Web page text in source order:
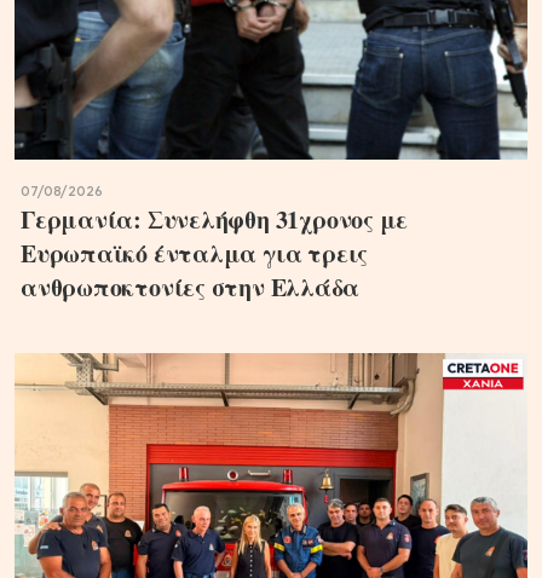
07/08/2026
Γερμανία: Συνελήφθη 31χρονος με
Ευρωπαϊκό ένταλμα για τρεις
ανθρωποκτονίες στην Ελλάδα